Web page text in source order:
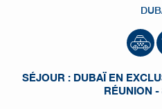
SÉJOUR : DUBAÏ EN
RÉUNION